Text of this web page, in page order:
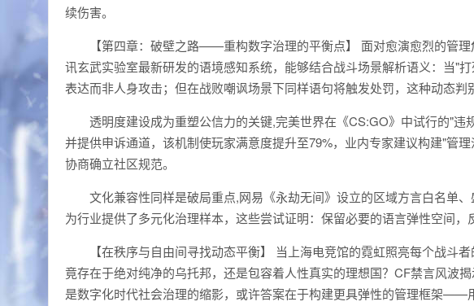
续伤害。
【第四章：破壁之路——重构数字治理的平衡点】 面对愈演愈烈的管
讯玄武实验室最新研发的语境感知系统，能够结合战斗场景解析语义：当"
表达而非人身攻击；但在战败嘲讽场景下同样语句将触发处罚，这种动态判
透明度建设成为重塑公信力的关键,完美世界在《CS:GO》中试行的"违
并提供申诉通道，该机制使玩家满意度提升至79%，业内专家建议构建"管
协商确立社区规范。
文化兼容性同样是破局重点,网易《永劫无间》设立的区域方言白名单
为行业提供了多元化治理样本，这些尝试证明：保留必要的语言弹性空间，
【在秩序与自由间寻找动态平衡】 当上海电竞馆的霓虹照亮每个战斗
竟存在于绝对纯净的乌托邦，还是包容着人性真实的理想国？CF禁言风波
是数字化时代社会治理的缩影，或许答案在于构建更具弹性的管理框架——